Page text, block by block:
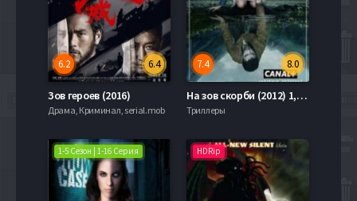
6.4
6.2
Зов героев (2016)
Драма, Криминал, serial.mob
8.0
7.4
На зов скорби (2012) 1,2 Сезон
Триллеры
1-5 Сезон | 1-16 Серия HDRip